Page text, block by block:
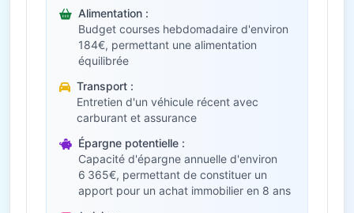
Alimentation :
Budget courses hebdomadaire d'environ
184€, permettant une alimentation
équilibrée
Transport :
Entretien d'un véhicule récent avec
carburant et assurance
Épargne potentielle :
Capacité d'épargne annuelle d'environ
6 365€, permettant de constituer un
apport pour un achat immobilier en 8 ans